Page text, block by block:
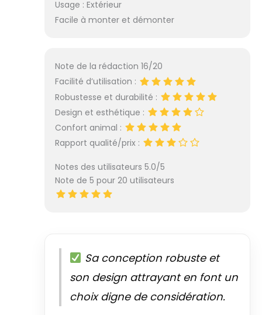
Usage : Extérieur
Facile à monter et démonter
Note de la rédaction 16/20
Facilité d’utilisation :
Robustesse et durabilité :
Design et esthétique :
Confort animal :
Rapport qualité/prix :
Notes des utilisateurs 5.0/5
Note de 5 pour 20 utilisateurs
Sa conception robuste et
son design attrayant en font un
choix digne de considération.